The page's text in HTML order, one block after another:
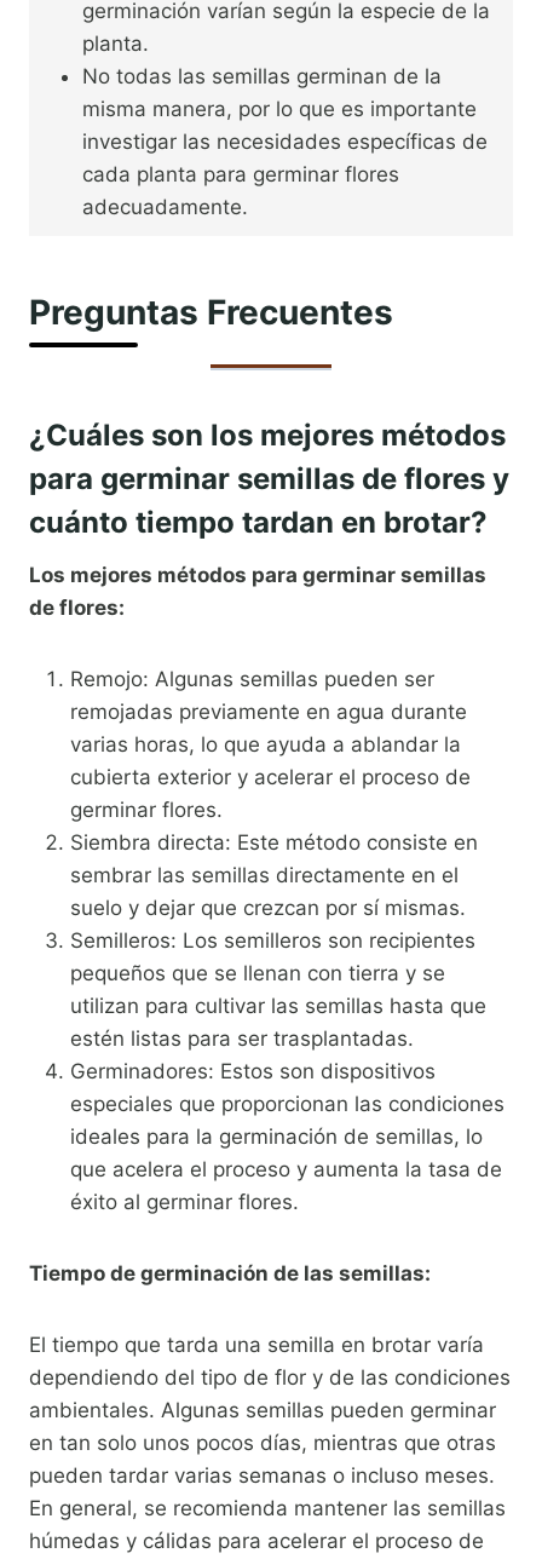
germinación varían según la especie de la
planta.
No todas las semillas germinan de la
misma manera, por lo que es importante
investigar las necesidades específicas de
cada planta para germinar flores
adecuadamente.
Preguntas Frecuentes
¿Cuáles son los mejores métodos
para germinar semillas de flores y
cuánto tiempo tardan en brotar?
Los mejores métodos para germinar semillas
de flores:
Remojo: Algunas semillas pueden ser
remojadas previamente en agua durante
varias horas, lo que ayuda a ablandar la
cubierta exterior y acelerar el proceso de
germinar flores.
Siembra directa: Este método consiste en
sembrar las semillas directamente en el
suelo y dejar que crezcan por sí mismas.
Semilleros: Los semilleros son recipientes
pequeños que se llenan con tierra y se
utilizan para cultivar las semillas hasta que
estén listas para ser trasplantadas.
Germinadores: Estos son dispositivos
especiales que proporcionan las condiciones
ideales para la germinación de semillas, lo
que acelera el proceso y aumenta la tasa de
éxito al germinar flores.
Tiempo de germinación de las semillas:
El tiempo que tarda una semilla en brotar varía
dependiendo del tipo de flor y de las condiciones
ambientales. Algunas semillas pueden germinar
en tan solo unos pocos días, mientras que otras
pueden tardar varias semanas o incluso meses.
En general, se recomienda mantener las semillas
húmedas y cálidas para acelerar el proceso de